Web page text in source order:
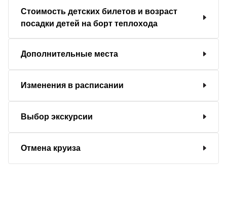
Стоимость детских билетов и возраст
посадки детей на борт теплохода
Дополнительные места
Изменения в расписании
Выбор экскурсии
Отмена круиза